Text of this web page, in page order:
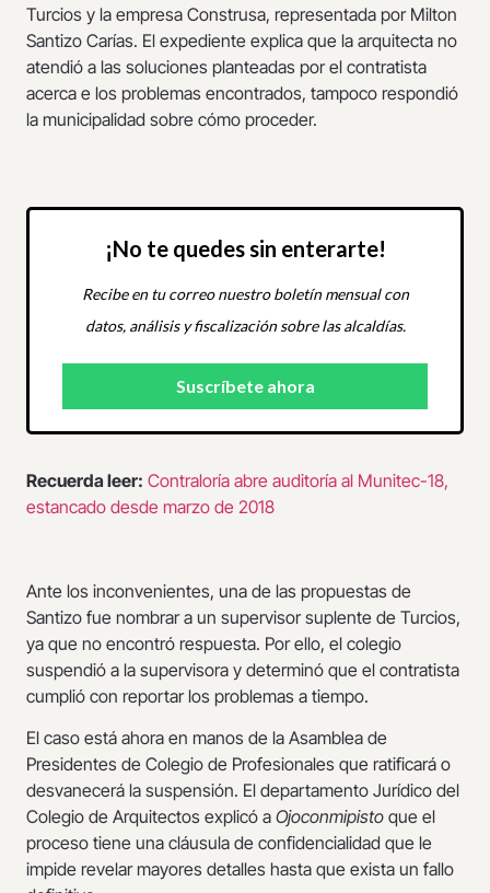
Turcios y la empresa Construsa, representada por Milton
Santizo Carías. El expediente explica que la arquitecta no
atendió a las soluciones planteadas por el contratista
acerca e los problemas encontrados, tampoco respondió
la municipalidad sobre cómo proceder.
¡No te quedes sin enterarte!
Recibe en tu correo nuestro boletín mensual con
datos, análisis y fiscalización sobre las alcaldías.
Recuerda leer: Contraloría abre auditoría al Munitec-18,
estancado desde marzo de 2018
Ante los inconvenientes, una de las propuestas de
Santizo fue nombrar a un supervisor suplente de Turcios,
ya que no encontró respuesta. Por ello, el colegio
suspendió a la supervisora y determinó que el contratista
cumplió con reportar los problemas a tiempo.
El caso está ahora en manos de la Asamblea de
Presidentes de Colegio de Profesionales que ratificará o
desvanecerá la suspensión. El departamento Jurídico del
Colegio de Arquitectos explicó a Ojoconmipisto que el
proceso tiene una cláusula de confidencialidad que le
impide revelar mayores detalles hasta que exista un fallo